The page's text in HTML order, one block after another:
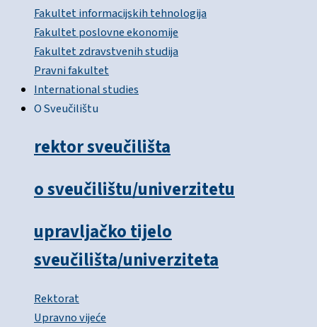
Fakultet informacijskih tehnologija
Fakultet poslovne ekonomije
Fakultet zdravstvenih studija
Pravni fakultet
International studies
O Sveučilištu
rektor sveučilišta
o sveučilištu/univerzitetu
upravljačko tijelo
sveučilišta/univerziteta
Rektorat
Upravno vijeće